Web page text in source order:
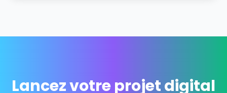
Lancez votre projet digital